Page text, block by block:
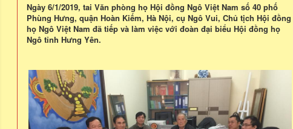
Ngày 6/1/2019, tai Văn phòng họ Hội đồng Ngô Việt Nam số 40 phố
Phùng Hưng, quận Hoàn Kiếm, Hà Nội, cụ Ngô Vui, Chủ tịch Hội đồng
họ Ngô Việt Nam đã tiếp và làm việc với đoàn đại biểu Hội đồng họ
Ngô tỉnh Hưng Yên.